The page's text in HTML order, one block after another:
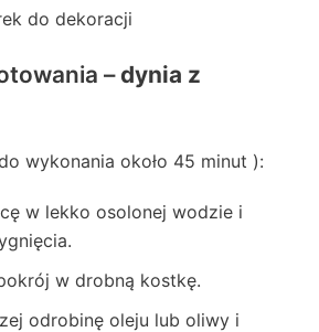
do dekoracji
–dynia z
wykonania około 45 minut ):
w lekko osolonej wodzie i
w drobną kostkę.
odrobinę oleju lub oliwy i